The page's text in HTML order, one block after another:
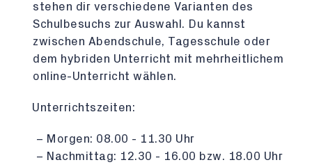
stehen dir verschiedene Varianten des
Schulbesuchs zur Auswahl. Du kannst
zwischen Abendschule, Tagesschule oder
dem hybriden Unterricht mit mehrheitlichem
online-Unterricht wählen.
Unterrichtszeiten:
Morgen: 08.00 - 11.30 Uhr
Nachmittag: 12.30 - 16.00 bzw. 18.00 Uhr